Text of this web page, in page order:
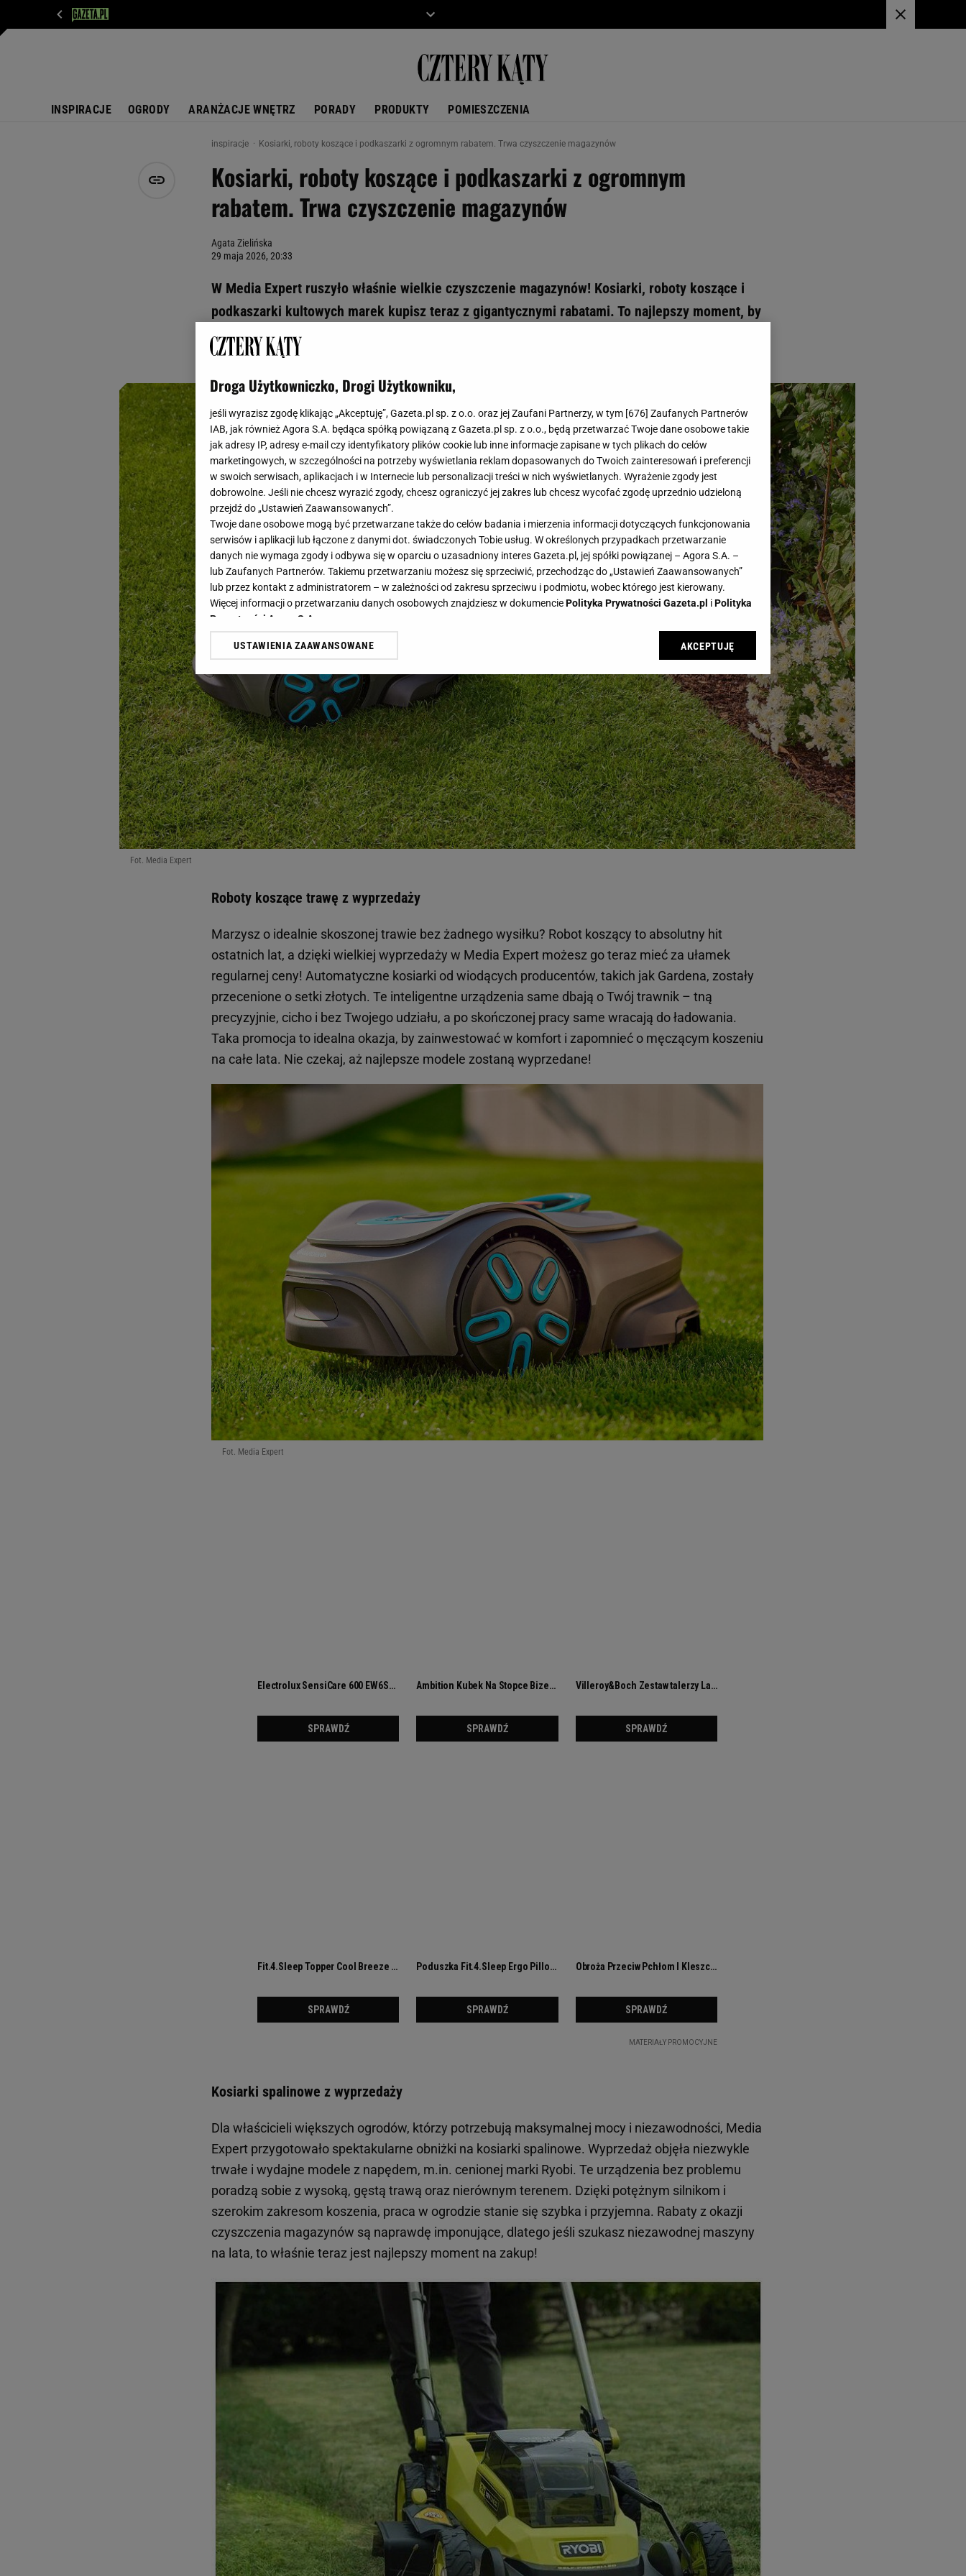
INSPIRACJE OGRODY ARANŻACJE WNĘTRZ PORADY PRODUKTY POMIESZCZENIA
inspiracje Kosiarki, roboty koszące i podkaszarki z ogromnym rabatem. Trwa czyszczenie magazynów
Kosiarki, roboty koszące i podkaszarki z ogromnym
rabatem. Trwa czyszczenie magazynów
Agata Zielińska
29 maja 2026, 20:33
W Media Expert ruszyło właśnie wielkie czyszczenie magazynów! Kosiarki, roboty koszące i
podkaszarki kultowych marek kupisz teraz z gigantycznymi rabatami. To najlepszy moment, by
wymienić stary sprzęt na nowoczesne modele w rekordowo niskich cenach. Wybrałyśmy
absolutne hity wyprzedaży, które znikają z półek w mgnieniu oka. Sprawdź i upoluj okazję!
Fot. Media Expert
Roboty koszące trawę z wyprzedaży
Marzysz o idealnie skoszonej trawie bez żadnego wysiłku? Robot koszący to absolutny hit
ostatnich lat, a dzięki wielkiej wyprzedaży w Media Expert możesz go teraz mieć za ułamek
regularnej ceny! Automatyczne kosiarki od wiodących producentów, takich jak Gardena, zostały
przecenione o setki złotych. Te inteligentne urządzenia same dbają o Twój trawnik – tną
precyzyjnie, cicho i bez Twojego udziału, a po skończonej pracy same wracają do ładowania.
Taka promocja to idealna okazja, by zainwestować w komfort i zapomnieć o męczącym koszeniu
na całe lata. Nie czekaj, aż najlepsze modele zostaną wyprzedane!
Fot. Media Expert
Kosiarki spalinowe z wyprzedaży
Dla właścicieli większych ogrodów, którzy potrzebują maksymalnej mocy i niezawodności, Media
Expert przygotowało spektakularne obniżki na kosiarki spalinowe. Wyprzedaż objęła niezwykle
trwałe i wydajne modele z napędem, m.in. cenionej marki Ryobi. Te urządzenia bez problemu
poradzą sobie z wysoką, gęstą trawą oraz nierównym terenem. Dzięki potężnym silnikom i
szerokim zakresom koszenia, praca w ogrodzie stanie się szybka i przyjemna. Rabaty z okazji
czyszczenia magazynów są naprawdę imponujące, dlatego jeśli szukasz niezawodnej maszyny
na lata, to właśnie teraz jest najlepszy moment na zakup!
Droga Użytkowniczko, Drogi Użytkowniku,
jeśli wyrazisz zgodę klikając „Akceptuję”, Gazeta.pl sp. z o.o. oraz jej Zaufani Partnerzy, w tym [676] Zaufanych Partnerów
IAB, jak również Agora S.A. będąca spółką powiązaną z Gazeta.pl sp. z o.o., będą przetwarzać Twoje dane osobowe takie
jak adresy IP, adresy e-mail czy identyfikatory plików cookie lub inne informacje zapisane w tych plikach do celów
marketingowych, w szczególności na potrzeby wyświetlania reklam dopasowanych do Twoich zainteresowań i preferencji
w swoich serwisach, aplikacjach i w Internecie lub personalizacji treści w nich wyświetlanych. Wyrażenie zgody jest
dobrowolne. Jeśli nie chcesz wyrazić zgody, chcesz ograniczyć jej zakres lub chcesz wycofać zgodę uprzednio udzieloną
przejdź do „Ustawień Zaawansowanych”.
Twoje dane osobowe mogą być przetwarzane także do celów badania i mierzenia informacji dotyczących funkcjonowania
serwisów i aplikacji lub łączone z danymi dot. świadczonych Tobie usług. W określonych przypadkach przetwarzanie
danych nie wymaga zgody i odbywa się w oparciu o uzasadniony interes Gazeta.pl, jej spółki powiązanej – Agora S.A. –
lub Zaufanych Partnerów. Takiemu przetwarzaniu możesz się sprzeciwić, przechodząc do „Ustawień Zaawansowanych”
lub przez kontakt z administratorem – w zależności od zakresu sprzeciwu i podmiotu, wobec którego jest kierowany.
Więcej informacji o przetwarzaniu danych osobowych znajdziesz w dokumenciePolityka Prywatności Gazeta.pl iPolityka
Prywatności Agora S.A.
Klikając „Akceptuję” wyrażasz też zgodę na zainstalowanie i przechowywanie plików cookie Gazeta.pl sp. z o.o., jej
dotyczące plików cookie, wywołując narzędzie do zarządzania twoimi preferencjami dot. przetwarzania danych poprzez
odnośnik „Ustawienia prywatności ” w stopce serwisu i przechodząc do „Ustawień Zaawansowanych”. Zmiana ustawień
plików cookie możliwa jest także za pomocą ustawień przeglądarki.
My, nasi Zaufani Partnerzy i Agora S.A. możemy przetwarzać dane osobowe w następujących celach:
Użycie dokładnych danych geolokalizacyjnych. Aktywne skanowanie charakterystyki urządzenia do celów identyfikacji.
Przechowywanie informacji na urządzeniu lub dostęp do nich. Spersonalizowane reklamy i treści, pomiar reklam i treści,
badnie odbiorców i ulepszanie usług.Lista Zaufanych Partnerów
USTAWIENIA ZAAWANSOWANE AKCEPTUJĘ